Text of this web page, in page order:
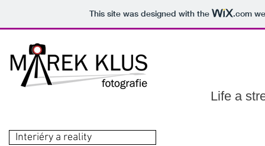
This site was designed with the .com
Life a
Interiéry a reality